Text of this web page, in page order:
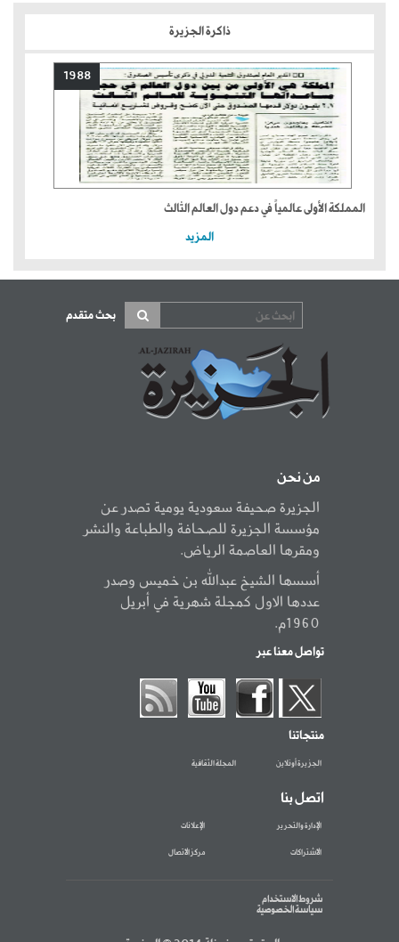
ذاكرة الجزيرة
1988
المملكة الأولى عالمياً في دعم دول العالم الثالث
المزيد
بحث متقدم
من نحن
الجزيرة صحيفة سعودية يومية تصدر عن
مؤسسة الجزيرة للصحافة والطباعة والنشر
ومقرها العاصمة الرياض.
أسسها الشيخ عبدالله بن خميس وصدر
عددها الاول كمجلة شهرية في أبريل
1960م.
تواصل معنا عبر
منتجاتنا
الجزيرة أونلاين المجلة الثقافية
اتصل بنا
الإدارة والتحرير الإعلانات
الاشتراكات مركز الاتصال
شروط الاستخدام
سياسة الخصوصية